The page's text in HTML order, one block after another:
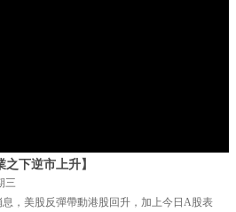
之下逆市上升】
三
，美股反彈帶動港股回升，加上今日A股表